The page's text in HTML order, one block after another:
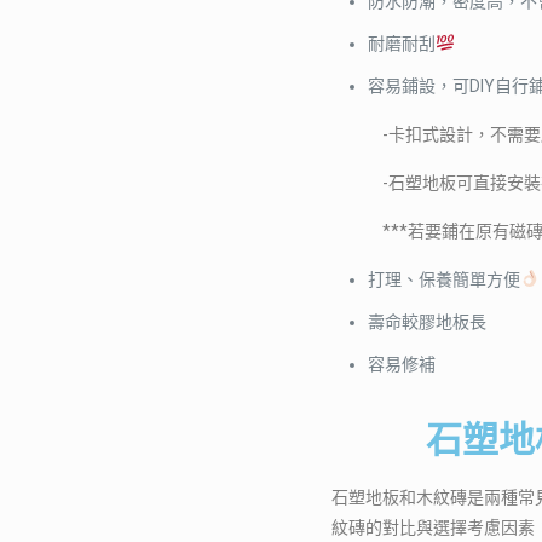
耐磨耐刮
容易鋪設，可DIY自行
-卡扣式設計，不需要
-石塑地板可直接安裝
***若要鋪在原有磁磚上
打理、保養簡單方便
壽命較膠地板長
容易修補
石塑
石塑地板和木紋磚是兩種
紋磚的對比與選擇考慮因素